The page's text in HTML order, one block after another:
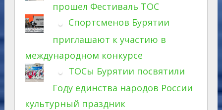
прошел Фестиваль ТОС
Спортсменов Бурятии
приглашают к участию в
международном конкурсе
ТОСы Бурятии посвятили
Году единства народов России
культурный праздник